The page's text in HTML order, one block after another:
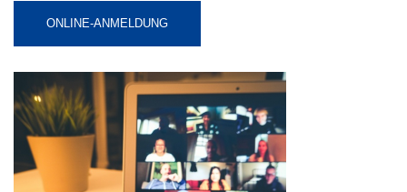
ONLINE-ANMELDUNG